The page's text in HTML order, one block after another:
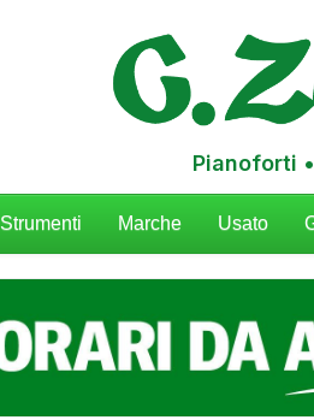
Pianoforti
Strumenti Marche Usato